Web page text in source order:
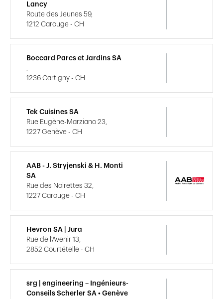
Lancy
Route des Jeunes 59,
1212 Carouge - CH
Boccard Parcs et Jardins SA
1236 Cartigny - CH
Tek Cuisines SA
Rue Eugène-Marziano 23,
1227 Genève - CH
AAB - J. Stryjenski & H. Monti
SA
Rue des Noirettes 32,
1227 Carouge - CH
Hevron SA | Jura
Rue de l'Avenir 13,
2852 Courtételle - CH
srg | engineering – Ingénieurs-
Conseils Scherler SA • Genève